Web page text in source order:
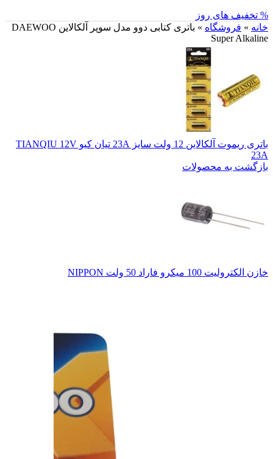
% تخفیف های روز
خانه » فروشگاه »
باتری کتابی دوو مدل سوپر آلکالاین DAEWOO
Super Alkaline
باتری ریموت آلکالاین 12 ولت سایز 23A تیان کیو TIANQIU 12V
23A
بازگشت به محصولات
خازن الکترولیت 100 میکرو فاراد 50 ولت NIPPON